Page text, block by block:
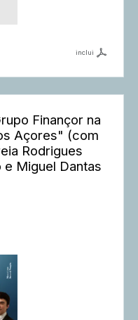
inclui
Finançor na
Açores" (com
Rodrigues
Miguel Dantas